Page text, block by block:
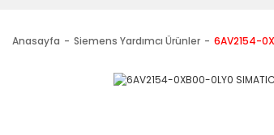
Anasayfa Siemens Yardımcı Ürünler 6AV2154-